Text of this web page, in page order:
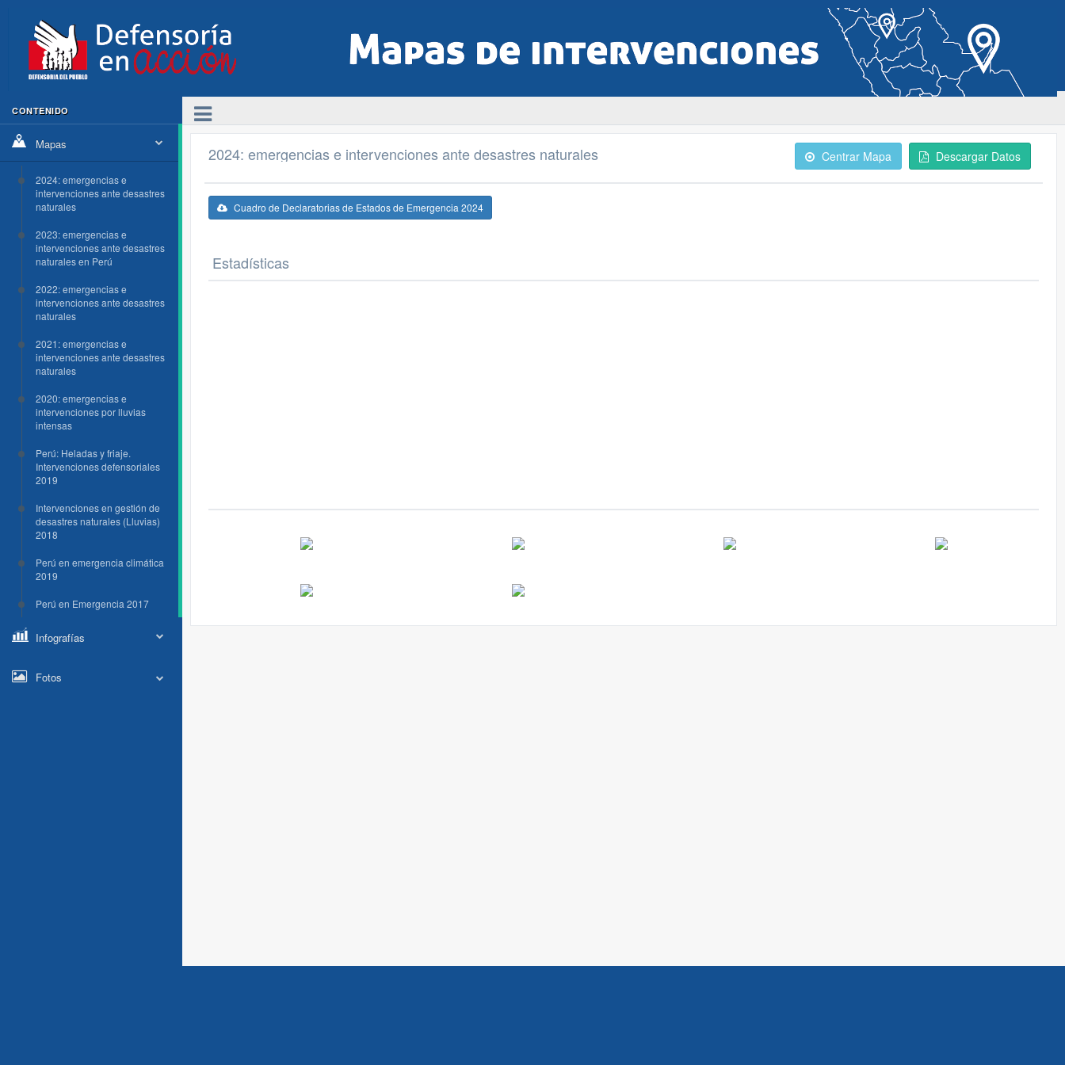
CONTENIDO
Mapas
2024: emergencias e
intervenciones ante desastres
naturales
2023: emergencias e
intervenciones ante desastres
naturales en Perú
2022: emergencias e
intervenciones ante desastres
naturales
2021: emergencias e
intervenciones ante desastres
naturales
2020: emergencias e
intervenciones por lluvias
intensas
Perú: Heladas y friaje.
Intervenciones defensoriales
2019
Intervenciones en gestión de
desastres naturales (Lluvias)
2018
Perú en emergencia climática
2019
Perú en Emergencia 2017
Infografías
Fotos
2024: emergencias e intervenciones ante desastres naturales Centrar Mapa Descargar Datos
Cuadro de Declaratorias de Estados de Emergencia 2024
Estadísticas